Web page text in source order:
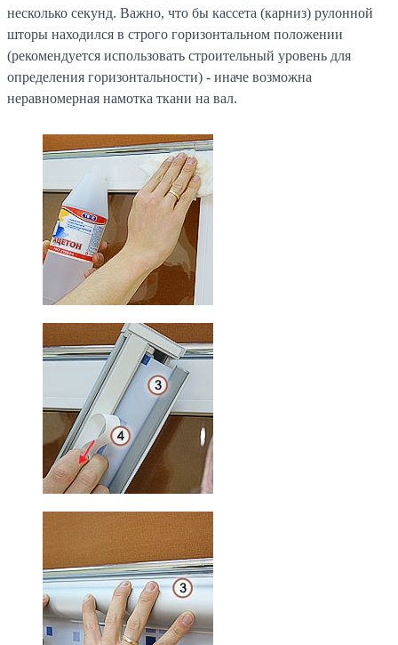
несколько секунд. Важно, что бы кассета (карниз) рулонной
шторы находился в строго горизонтальном положении
(рекомендуется использовать строительный уровень для
определения горизонтальности) - иначе возможна
неравномерная намотка ткани на вал.